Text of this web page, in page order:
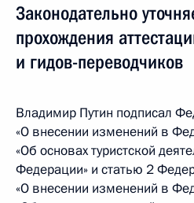
Законодательно
прохождения
и гидов-переводчиков
Владимир Путин подписал
«О внесении изменений в
«Об основах туристской
Федерации» и статью 2
«О внесении изменений в